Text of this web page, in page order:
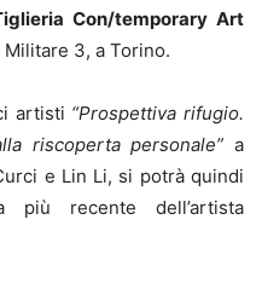
Con/temporary Art
3, a Torino.
artisti “Prospettiva rifugio.
riscoperta personale” a
e Lin Li, si potrà quindi
più recente dell’artista